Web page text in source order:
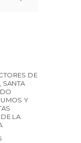
DE
SANTA
Y
LA